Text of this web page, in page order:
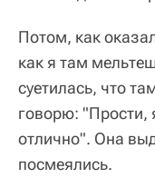
Потом, как
как я там
суетилась, что
говорю: "Прости,
отлично". Она
посмеялись.